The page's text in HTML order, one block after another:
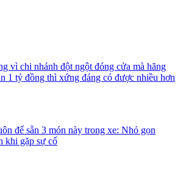
vì chi nhánh đột ngột đóng cửa mà hãng
1 tỷ đồng thì xứng đáng có được nhiều hơn
để sẵn 3 món này trong xe: Nhỏ gọn
khi gặp sự cố